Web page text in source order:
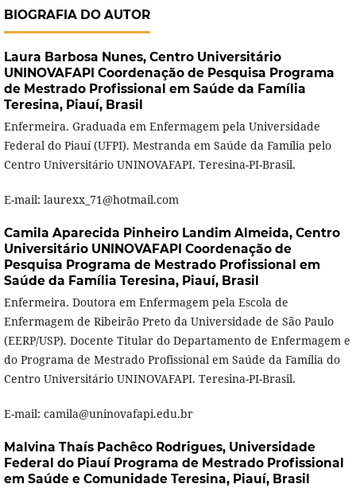
BIOGRAFIA DO AUTOR
Laura Barbosa Nunes, Centro Universitário
UNINOVAFAPI Coordenação de Pesquisa Programa
de Mestrado Profissional em Saúde da Família
Teresina, Piauí, Brasil
Enfermeira. Graduada em Enfermagem pela Universidade
Federal do Piauí (UFPI). Mestranda em Saúde da Família pelo
Centro Universitário UNINOVAFAPI. Teresina-PI-Brasil.
E-mail: laurexx_71@hotmail.com
Camila Aparecida Pinheiro Landim Almeida, Centro
Universitário UNINOVAFAPI Coordenação de
Pesquisa Programa de Mestrado Profissional em
Saúde da Família Teresina, Piauí, Brasil
Enfermeira. Doutora em Enfermagem pela Escola de
Enfermagem de Ribeirão Preto da Universidade de São Paulo
(EERP/USP). Docente Titular do Departamento de Enfermagem e
do Programa de Mestrado Profissional em Saúde da Família do
Centro Universitário UNINOVAFAPI. Teresina-PI-Brasil.
E-mail: camila@uninovafapi.edu.br
Malvina Thaís Pachêco Rodrigues, Universidade
Federal do Piauí Programa de Mestrado Profissional
em Saúde e Comunidade Teresina, Piauí, Brasil